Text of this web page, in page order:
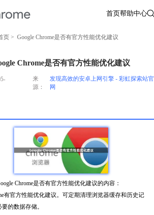
首页帮助中心
页 > Google Chrome是否有官方性能优化建议
Chrome是否有官方性能优化建议
来
源：
发现高效的安卓上网引擎 - 彩虹探索站官
网
Chrome是否有官方性能优化建议的内容：
有官方性能优化建议。可定期清理浏览器缓存和历史记
的数据存储。